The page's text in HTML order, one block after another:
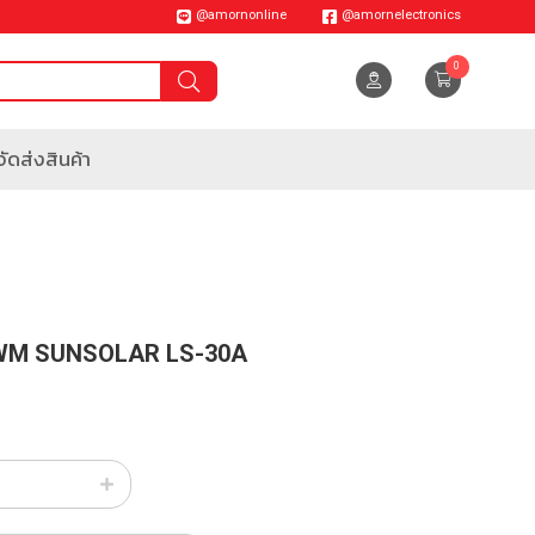
0
@amornonline @amornelectronics
ดส่งสินค้า
SUNSOLAR LS-30A